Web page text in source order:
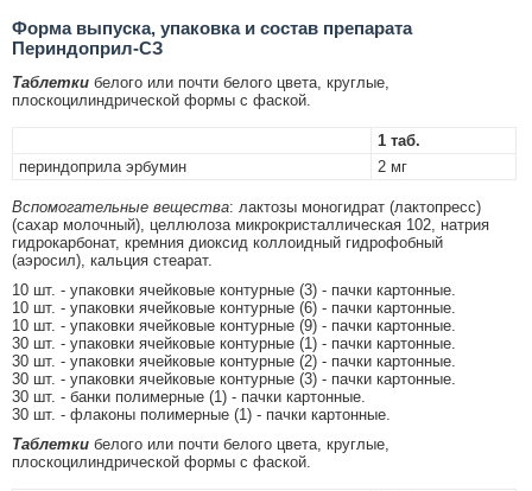
Форма выпуска, упаковка и состав препарата
Периндоприл-СЗ
Таблетки белого или почти белого цвета, круглые,
плоскоцилиндрической формы с фаской.
1 таб.
периндоприла эрбумин
2 мг
Вспомогательные вещества: лактозы моногидрат (лактопресс)
(сахар молочный), целлюлоза микрокристаллическая 102, натрия
гидрокарбонат, кремния диоксид коллоидный гидрофобный
(аэросил), кальция стеарат.
10 шт. - упаковки ячейковые контурные (3) - пачки картонные.
10 шт. - упаковки ячейковые контурные (6) - пачки картонные.
10 шт. - упаковки ячейковые контурные (9) - пачки картонные.
30 шт. - упаковки ячейковые контурные (1) - пачки картонные.
30 шт. - упаковки ячейковые контурные (2) - пачки картонные.
30 шт. - упаковки ячейковые контурные (3) - пачки картонные.
30 шт. - банки полимерные (1) - пачки картонные.
30 шт. - флаконы полимерные (1) - пачки картонные.
Таблетки белого или почти белого цвета, круглые,
плоскоцилиндрической формы с фаской.